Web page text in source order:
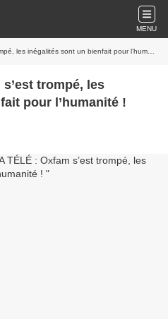
MENU
les inégalités sont un bienfait pour l’humanité !
trompé, les
pour l’humanité !